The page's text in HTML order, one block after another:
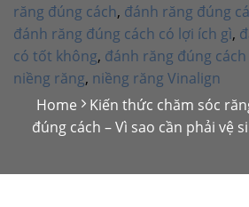
răng đúng cách, đánh răng đúng
đánh răng đúng cách có lợi ích gì,
có tốt không, đánh răng đúng cách
niềng răng, niềng răng Vinalign
Home
Kiến thức chăm sóc
đúng cách – Vì sao cần phải vệ